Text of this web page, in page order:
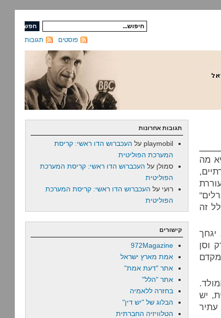
תגובות פוסטים
מה
זה
יגחך
וסן
מקדם
יש
עתיר
תגובות אחרונות
playmobil על העכברוש הדו ראשי: קריסת
המערכת הפוליטית
סמולן על העכברוש הדו ראשי: קריסת המערכת
הפוליטית
רועי על העכברוש הדו ראשי: קריסת המערכת
הפוליטית
קישורים
972Magazine
אמת מארץ ישראל
אתר "דעת אמת"
אתר "הלל"
בחזרה ללאמיה
הבלוג של "יש דין"
הטלוויזיה החברתית